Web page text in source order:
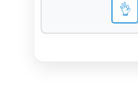
👌